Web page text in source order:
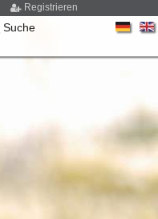
Registrieren
Suche